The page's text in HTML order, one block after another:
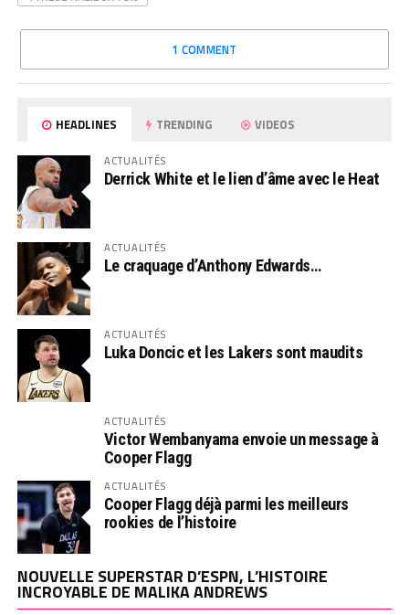
1 COMMENT
HEADLINES TRENDING VIDEOS
ACTUALITÉS
Derrick White et le lien d’âme avec le Heat
ACTUALITÉS
Le craquage d’Anthony Edwards…
ACTUALITÉS
Luka Doncic et les Lakers sont maudits
ACTUALITÉS
Victor Wembanyama envoie un message à
Cooper Flagg
ACTUALITÉS
Cooper Flagg déjà parmi les meilleurs
rookies de l’histoire
NOUVELLE SUPERSTAR D’ESPN, L’HISTOIRE
INCROYABLE DE MALIKA ANDREWS